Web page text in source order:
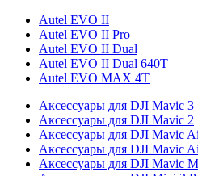
Autel EVO II
Autel EVO II Pro
Autel EVO II Dual
Autel EVO II Dual 640T
Autel EVO MAX 4T
Аксессуары для DJI Mavic 3
Аксессуары для DJI Mavic 2
Аксессуары для DJI Mavic
Аксессуары для DJI Mavic
Аксессуары для DJI Mavic